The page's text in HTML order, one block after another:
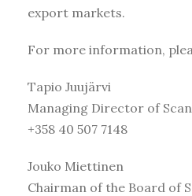
export markets.
For more information,
Tapio Juujärvi
Managing Director of
+358 40 507 7148
Jouko Miettinen
Chairman of the Board of